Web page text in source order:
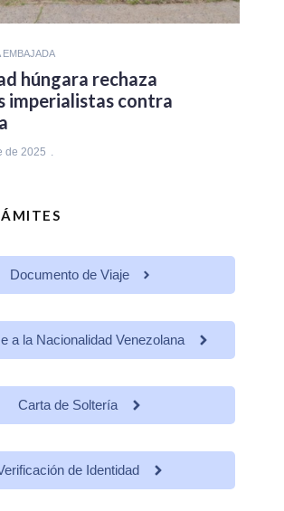
EMBAJADA
húngara rechaza
imperialistas contra
de 2025
Documento de Viaje
a la Nacionalidad Venezolana
Carta de Soltería
de Identidad